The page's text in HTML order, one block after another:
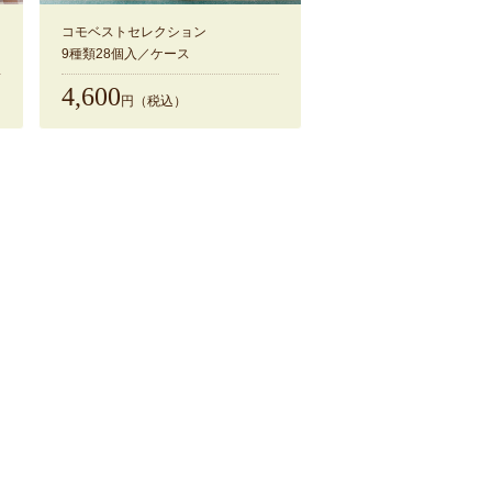
コモベストセレクション
9種類28個入／ケース
4,600 円（税込）